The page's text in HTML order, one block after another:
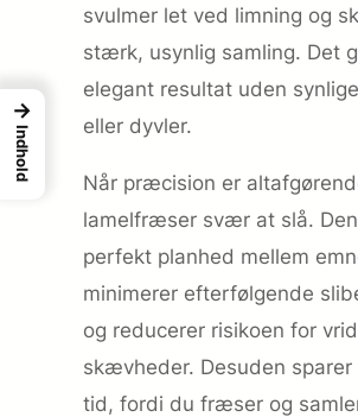
svulmer let ved limning og
stærk, usynlig samling. Det
elegant resultat uden
eller dyvler.
Når præcision er
lamelfræser svær at slå.
perfekt planhed mellem
minimerer efterfølgende
og reducerer risikoen for
skævheder. Desuden
tid, fordi du fræser og
→
Indhold